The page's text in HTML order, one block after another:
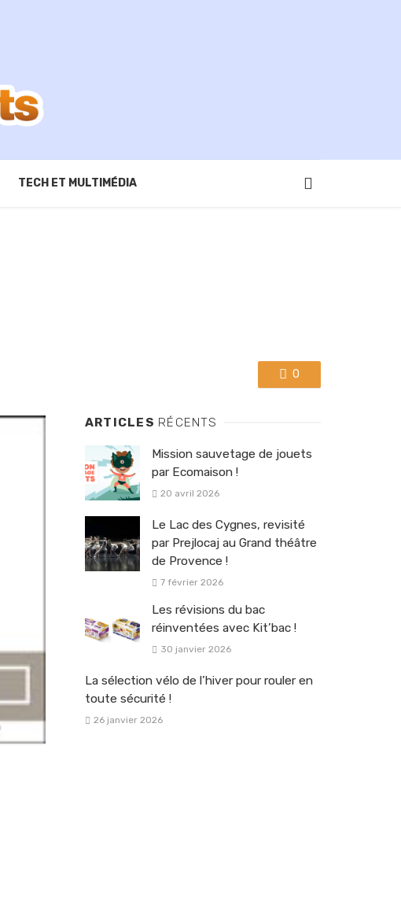
TECH ET MULTIMÉDIA
0
ARTICLES RÉCENTS
Mission sauvetage de jouets
par Ecomaison !
20 avril 2026
Le Lac des Cygnes, revisité
par Prejlocaj au Grand théâtre
de Provence !
7 février 2026
Les révisions du bac
réinventées avec Kit’bac !
30 janvier 2026
La sélection vélo de l’hiver pour rouler en
toute sécurité !
26 janvier 2026